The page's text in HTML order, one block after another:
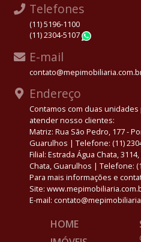
Telefones
(11) 5196-1100
(11) 2304-5107
E-mail
Endereço
Contamos com duas
atender nosso clientes:
Matriz: Rua São Pedro, 177 -
Guarulhos | Telefone: (11)
Filial: Estrada Água Chata,
Chata, Guarulhos | Telefone:
Para mais informações e
Site:
E-mail:
HOME